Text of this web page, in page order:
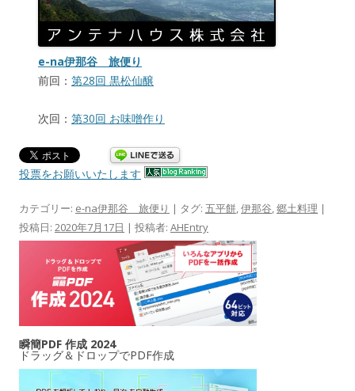
e-na伊那谷 旅便り
前回： 第28回 黒松仙醸
次回： 第30回 お味噌作り
投票をお願いいたします
カテゴリー: e-na伊那谷 旅便り | タグ: 五平餅,伊那谷,郷土料理 |
投稿日: 2020年7月17日 | 投稿者: AHEntry
瞬簡PDF 作成 2024
ドラッグ＆ドロップでPDF作成